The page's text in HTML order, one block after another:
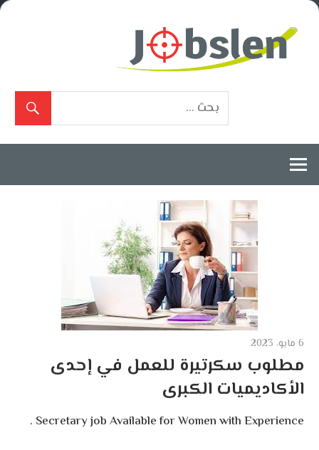
Skip
6 مايو، 2023
مطلوب سكرتيرة للعمل في إحدى
الأكاديميات الكبرى
Secretary job Available for Women with Experience .